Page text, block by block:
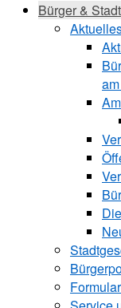
Bürger & Stadt